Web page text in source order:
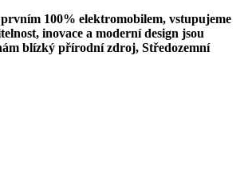
100% elektromobilem, vstupujeme
inovace a moderní design jsou
blízký přírodní zdroj, Středozemní